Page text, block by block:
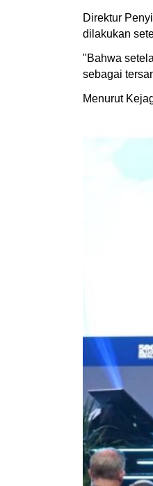
Direktur
dilakukan
"Bahwa
sebagai
Menurut